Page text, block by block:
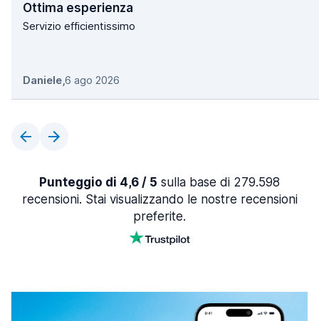
Ottima esperienza
Servizio efficientissimo
Daniele,6 ago 2026
Punteggio di 4,6 / 5 sulla base di 279.598
recensioni. Stai visualizzando le nostre recensioni
preferite.